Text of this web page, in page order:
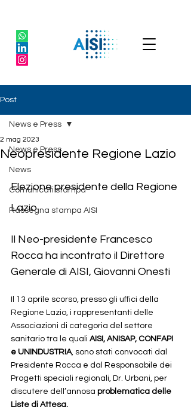
Post
News e Press
News
Comunicati stampa
Rassegna stampa AISI
News e Press
Neopresidente Regione Lazio
2 mag 2023
Elezione presidente della Regione
Lazio
Il Neo-presidente Francesco
Rocca ha incontrato il Direttore
Generale di AISI, Giovanni Onesti
Il 13 aprile scorso, presso gli uffici della
Regione Lazio, i rappresentanti delle
Associazioni di categoria del settore
sanitario tra le quali AISI, ANISAP, CONFAPI
e UNINDUSTRIA, sono stati convocati dal
Presidente Rocca e dal Responsabile dei
Progetti speciali regionali, Dr. Urbani, per
discutere dell’annosa problematica delle
Liste di Attesa.